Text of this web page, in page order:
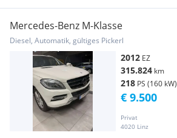
Mercedes-Benz M-Klasse
Diesel, Automatik, gültiges Pickerl
2012 EZ
315.824 km
218 PS (160 kW)
Privat
4020 Linz
€ 9.500